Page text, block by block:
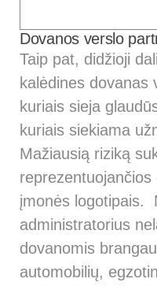
Dovanos verslo
Taip pat, didžioji
kalėdines dovanas
kuriais sieja
kuriais siekiama
Mažiausią riziką
įmonės logotipais.
administratorius
dovanomis
automobilių,